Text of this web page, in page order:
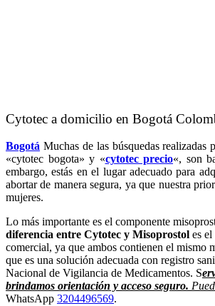
Cytotec a domicilio en Bogotá
Bogotá Muchas de las búsquedas realizadas
«cytotec bogota» y «cytotec precio«, son
embargo, estás en el lugar adecuado para
abortar de manera segura, ya que nuestra
mujeres.
Lo más importante es el componente
diferencia entre Cytotec y Misoprostol es
comercial, ya que ambos contienen el mismo
que es una solución adecuada con registro
Nacional de Vigilancia de Medicamentos. S
brindamos orientación y acceso seguro.
WhatsApp 3204496569.